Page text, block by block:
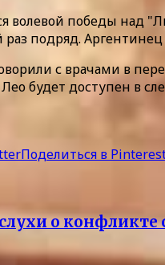
победы над
раз подряд.
с врачами в
будет доступен в
Поделиться в
о